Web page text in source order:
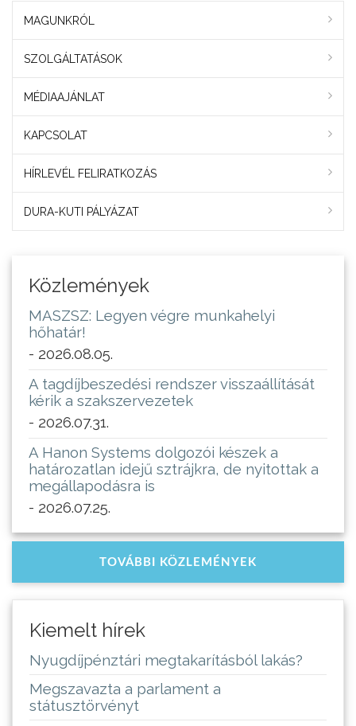
MAGUNKRÓL
SZOLGÁLTATÁSOK
MÉDIAAJÁNLAT
KAPCSOLAT
HÍRLEVÉL FELIRATKOZÁS
DURA-KUTI PÁLYÁZAT
Közlemények
MASZSZ: Legyen végre munkahelyi
hőhatár!
- 2026.08.05.
A tagdíjbeszedési rendszer visszaállítását
kérik a szakszervezetek
- 2026.07.31.
A Hanon Systems dolgozói készek a
határozatlan idejű sztrájkra, de nyitottak a
megállapodásra is
- 2026.07.25.
TOVÁBBI KÖZLEMÉNYEK
Kiemelt hírek
Nyugdíjpénztári megtakarításból lakás?
Megszavazta a parlament a
státusztörvényt